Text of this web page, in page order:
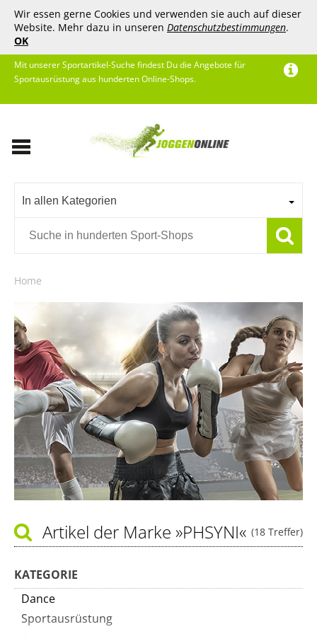
Wir essen gerne Cookies und verwenden sie auch auf dieser
Website. Mehr dazu in unseren Datenschutzbestimmungen.
OK
Mit unserer Sportartikel-Suche findest Du die Angebote für
Sportausrüstung aus hunderten Online-Shops.
In allen Kategorien
Home
(18 Treffer)
Artikel der Marke »PHSYNI«
KATEGORIE
Dance
Sportausrüstung